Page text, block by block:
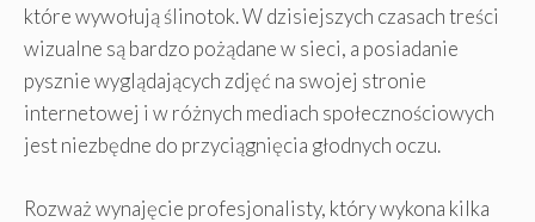
które wywołują ślinotok. W dzisiejszych czasach treści
wizualne są bardzo pożądane w sieci, a posiadanie
pysznie wyglądających zdjęć na swojej stronie
internetowej i w różnych mediach społecznościowych
jest niezbędne do przyciągnięcia głodnych oczu.
Rozważ wynajęcie profesjonalisty, który wykona kilka